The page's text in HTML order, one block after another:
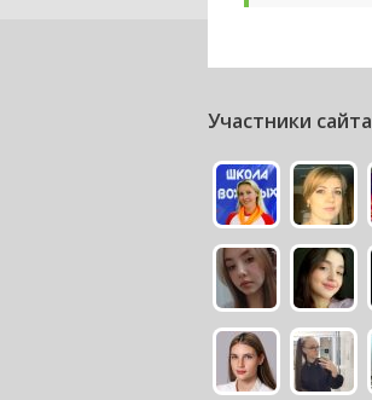
Участники сайта